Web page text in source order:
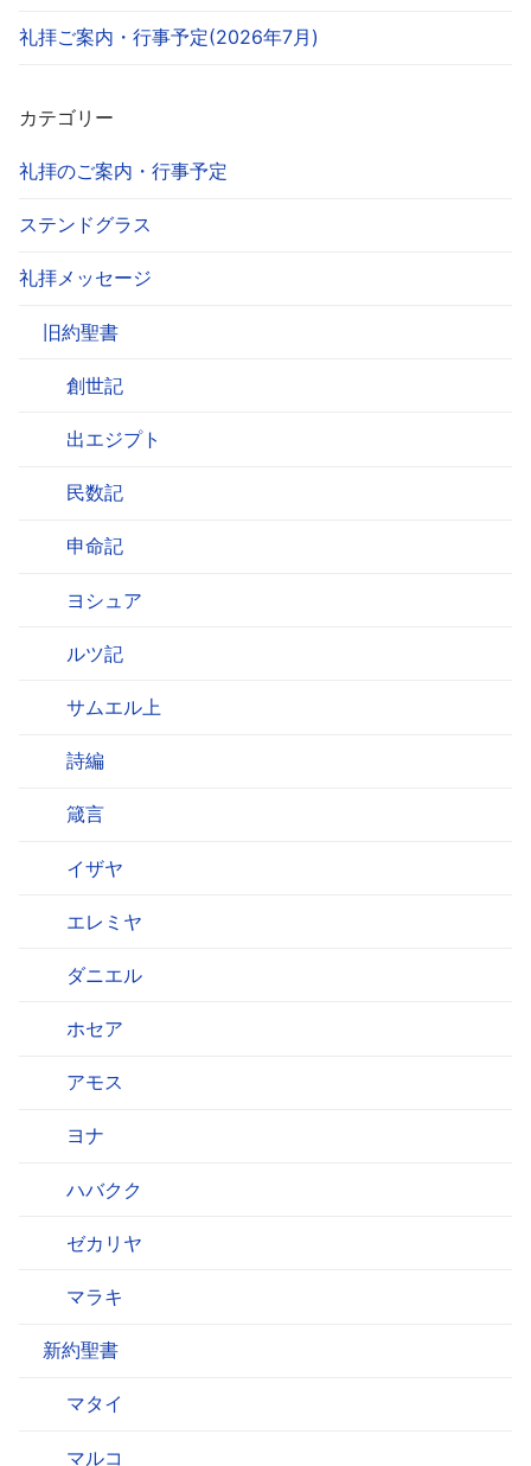
礼拝ご案内・行事予定(2026年7月)
カテゴリー
礼拝のご案内・行事予定
ステンドグラス
礼拝メッセージ
旧約聖書
創世記
出エジプト
民数記
申命記
ヨシュア
ルツ記
サムエル上
詩編
箴言
イザヤ
エレミヤ
ダニエル
ホセア
アモス
ヨナ
ハバクク
ゼカリヤ
マラキ
新約聖書
マタイ
マルコ